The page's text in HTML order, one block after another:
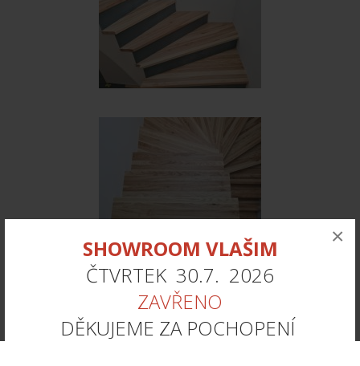
SHOWROOM VLAŠIM
ČTVRTEK 30.7. 2026
ZAVŘENO
DĚKUJEME ZA POCHOPENÍ
×